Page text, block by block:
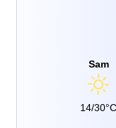
Sam
14/30°C